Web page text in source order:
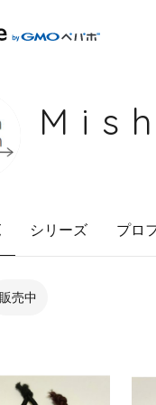
シリーズ プロ
販売中